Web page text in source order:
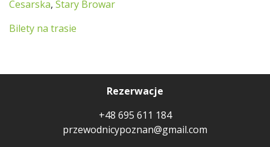
Cesarska, Stary Browar
Bilety na trasie
Rezerwacje
+48 695 611 184
przewodnicypoznan@gmail.com